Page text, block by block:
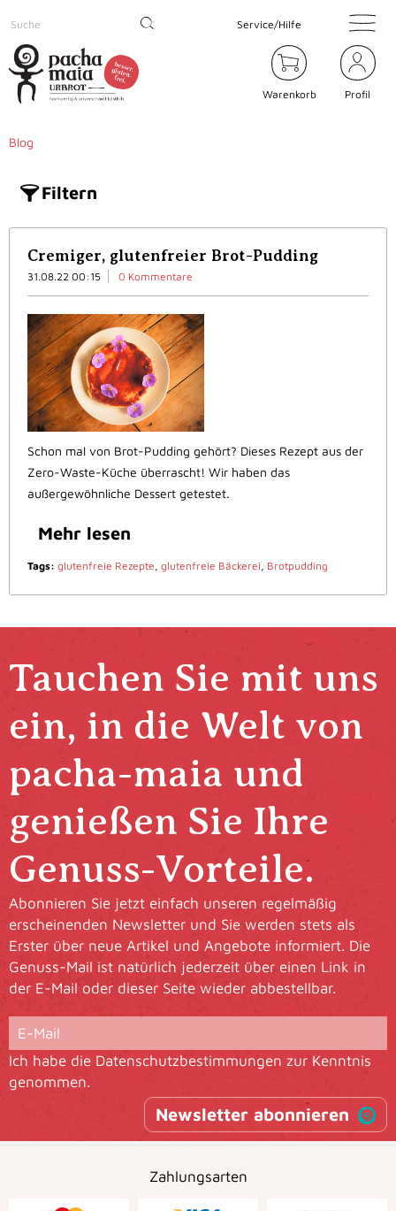
Service/Hilfe
Warenkorb Profil
Blog
Filtern
Cremiger, glutenfreier Brot-Pudding
31.08.22 00:15 0 Kommentare
Schon mal von Brot-Pudding gehört? Dieses Rezept aus der
Zero-Waste-Küche überrascht! Wir haben das
außergewöhnliche Dessert getestet.
Mehr lesen
Tags: glutenfreie Rezepte, glutenfreie Bäckerei, Brotpudding
Tauchen Sie mit uns
ein, in die Welt von
pacha-maia und
genießen Sie Ihre
Genuss-Vorteile.
Abonnieren Sie jetzt einfach unseren regelmäßig
erscheinenden Newsletter und Sie werden stets als
Erster über neue Artikel und Angebote informiert. Die
Genuss-Mail ist natürlich jederzeit über einen Link in
der E-Mail oder dieser Seite wieder abbestellbar.
Ich habe die Datenschutzbestimmungen zur Kenntnis
genommen.
Newsletter abonnieren
Zahlungsarten